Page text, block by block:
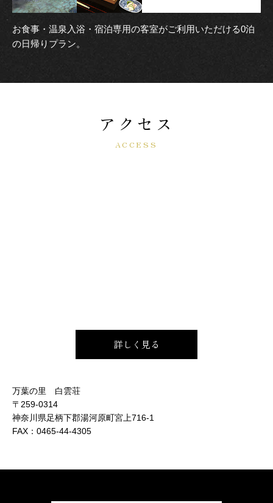
お食事・温泉入浴・宿泊専用の客室がご利用いただける0泊
の日帰りプラン。
アクセス
ACCESS
詳しく見る
万葉の里 白雲荘
〒259-0314
神奈川県足柄下郡湯河原町宮上716-1
FAX： 0465-44-4305